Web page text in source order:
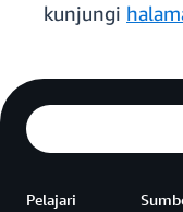
kunjungi
Pelajari